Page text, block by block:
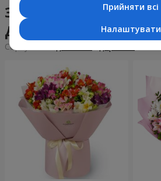
Збірні букети у місті
Добротвір
Сортування:
Прийняти всі
Налаштувати